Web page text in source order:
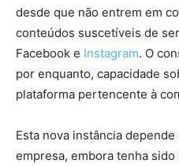
desde que não entrem em
conteúdos suscetíveis de
Facebook e Instagram. O
por enquanto, capacidade
plataforma pertencente à
Esta nova instância
empresa, embora tenha